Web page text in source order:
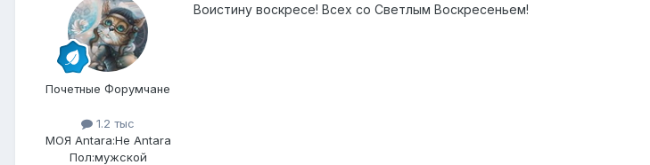
Почетные Форумчане
1.2 тыс
МОЯ Antara:Не Antara
Пол:мужской
Воистину воскресе! Всех со Светлым Воскресеньем!